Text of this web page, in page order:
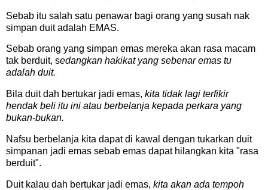
Sebab itu salah satu penawar bagi orang yang susah nak
simpan duit adalah EMAS.
Sebab orang yang simpan emas mereka akan rasa macam
tak berduit, sedangkan hakikat yang sebenar emas tu
adalah duit.
Bila duit dah bertukar jadi emas, kita tidak lagi terfikir
hendak beli itu ini atau berbelanja kepada perkara yang
bukan-bukan.
Nafsu berbelanja kita dapat di kawal dengan tukarkan duit
simpanan jadi emas sebab emas dapat hilangkan kita "rasa
berduit".
Duit kalau dah bertukar jadi emas, kita akan ada tempoh